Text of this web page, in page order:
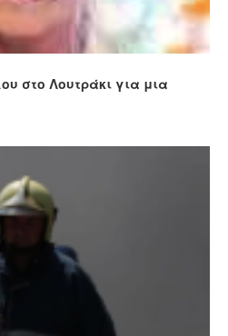
στο Λουτράκι για μια